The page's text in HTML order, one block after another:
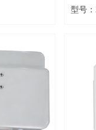
型号